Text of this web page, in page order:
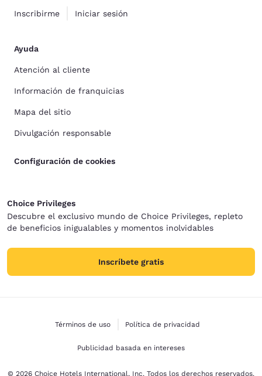
Inscribirme Iniciar sesión
Ayuda
Atención al cliente
Información de franquicias
Mapa del sitio
Divulgación responsable
Configuración de cookies
Choice Privileges
Descubre el exclusivo mundo de Choice Privileges, repleto
de beneficios inigualables y momentos inolvidables
Inscríbete gratis
Términos de uso Política de privacidad
Publicidad basada en intereses
© 2026 Choice Hotels International, Inc. Todos los derechos reservados.